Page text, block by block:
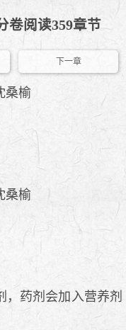
卷阅读359章节
下一章
桑榆
桑榆
药剂会加入营养剂